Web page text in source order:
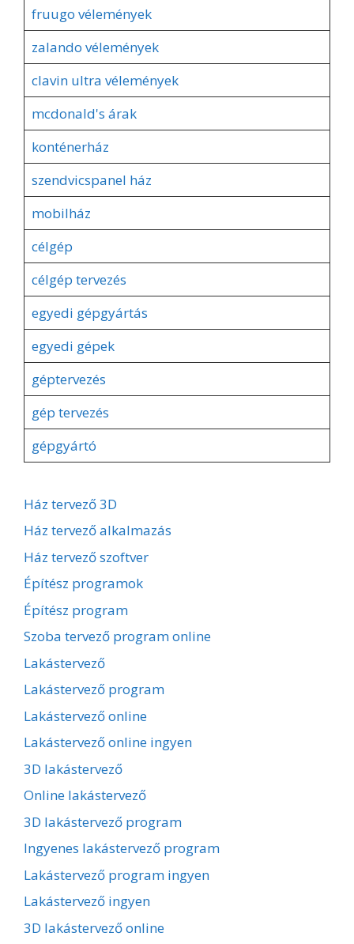
fruugo vélemények
zalando vélemények
clavin ultra vélemények
mcdonald's árak
konténerház
szendvicspanel ház
mobilház
célgép
célgép tervezés
egyedi gépgyártás
egyedi gépek
géptervezés
gép tervezés
gépgyártó
Ház tervező 3D
Ház tervező alkalmazás
Ház tervező szoftver
Építész programok
Építész program
Szoba tervező program online
Lakástervező
Lakástervező program
Lakástervező online
Lakástervező online ingyen
3D lakástervező
Online lakástervező
3D lakástervező program
Ingyenes lakástervező program
Lakástervező program ingyen
Lakástervező ingyen
3D lakástervező online